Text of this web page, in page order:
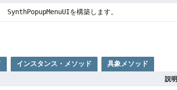
SynthPopupMenuUIを構築します。
インスタンス・メソッド 具象メソッド
説明